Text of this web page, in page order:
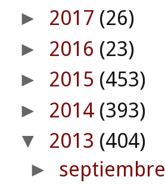
► 2017 (26)
► 2016 (23)
► 2015 (453)
► 2014 (393)
▼ 2013 (404)
► septiembre